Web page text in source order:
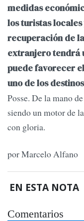
medidas
los turistas
recuperación de
extranjero tendrá
puede favorecer
uno de los
Posse. De la mano
siendo un motor de
con gloria.
por Marcelo Alfano
EN ESTA NOTA
Comentarios